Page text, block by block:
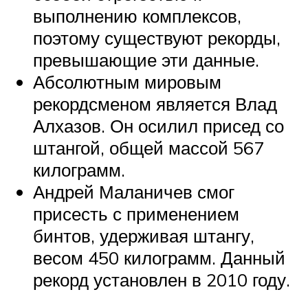
выполнению комплексов,
поэтому существуют рекорды,
превышающие эти данные.
Абсолютным мировым
рекордсменом является Влад
Алхазов. Он осилил присед со
штангой, общей массой 567
килограмм.
Андрей Маланичев смог
присесть с применением
бинтов, удерживая штангу,
весом 450 килограмм. Данный
рекорд установлен в 2010 году.